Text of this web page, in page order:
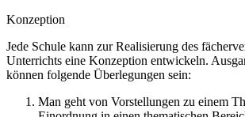
Konzeption
Jede Schule kann zur Realisierung des
Unterrichts eine Konzeption entwickeln.
können folgende Überlegungen sein:
Man geht von Vorstellungen zu einem